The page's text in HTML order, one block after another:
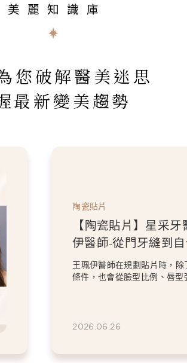
美麗知識庫
您破解醫美迷思
最新變美趨勢
陶瓷貼片
【陶瓷貼片】
伊醫師-「我不
掉。」，一場
笑設計
過8顆全瓷冠與陶瓷貼
意的顏色與修復問題
2026.06.26